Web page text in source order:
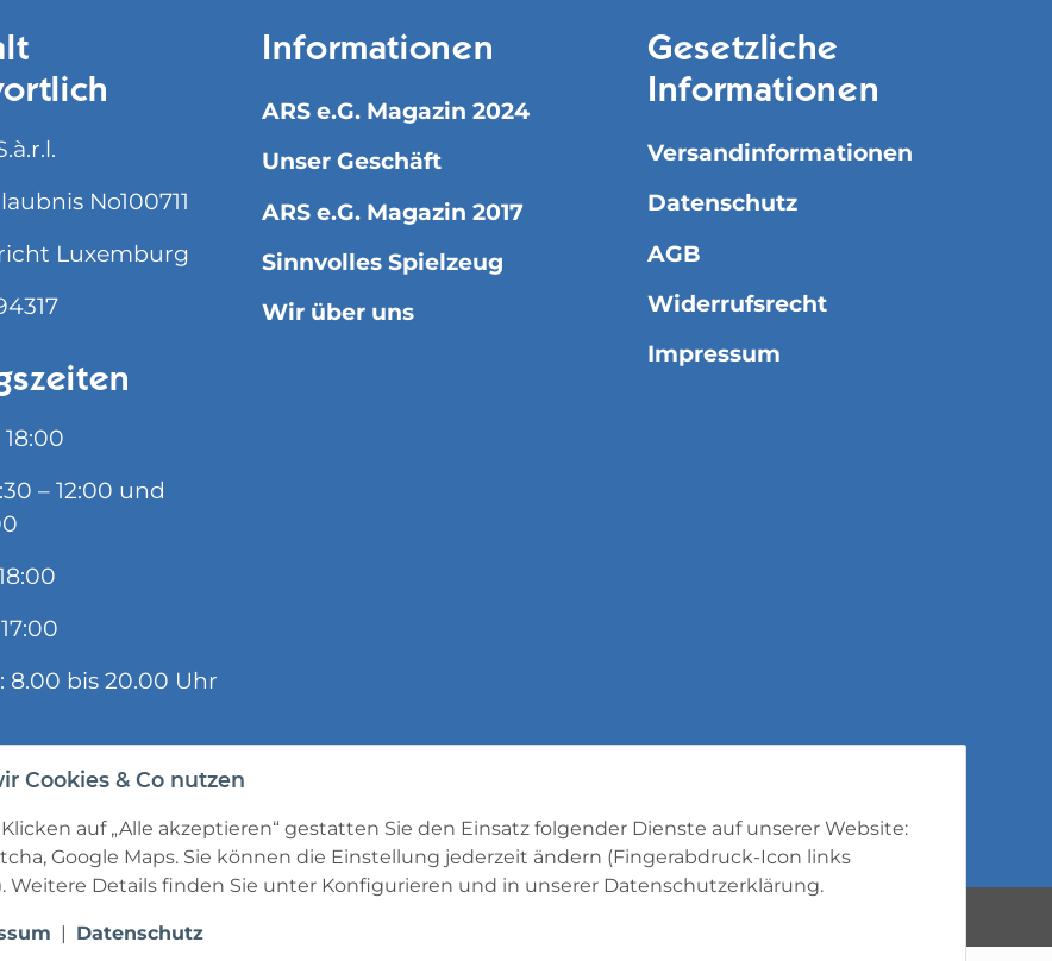
No100711
Luxemburg
18:00
– 12:00 und
8.00 bis 20.00 Uhr
Informationen
ARS e.G. Magazin 2024
Unser Geschäft
ARS e.G. Magazin 2017
Sinnvolles Spielzeug
Wir über uns
Gesetzliche
Informationen
Versandinformationen
Datenschutz
AGB
Widerrufsrecht
Impressum
Cookies & Co nutzen
auf „Alle akzeptieren“ gestatten Sie den Einsatz folgender Dienste auf unserer Website:
Google Maps. Sie können die Einstellung jederzeit ändern (Fingerabdruck-Icon links
Weitere Details finden Sie unter Konfigurieren und in unserer Datenschutzerklärung.
| Datenschutz